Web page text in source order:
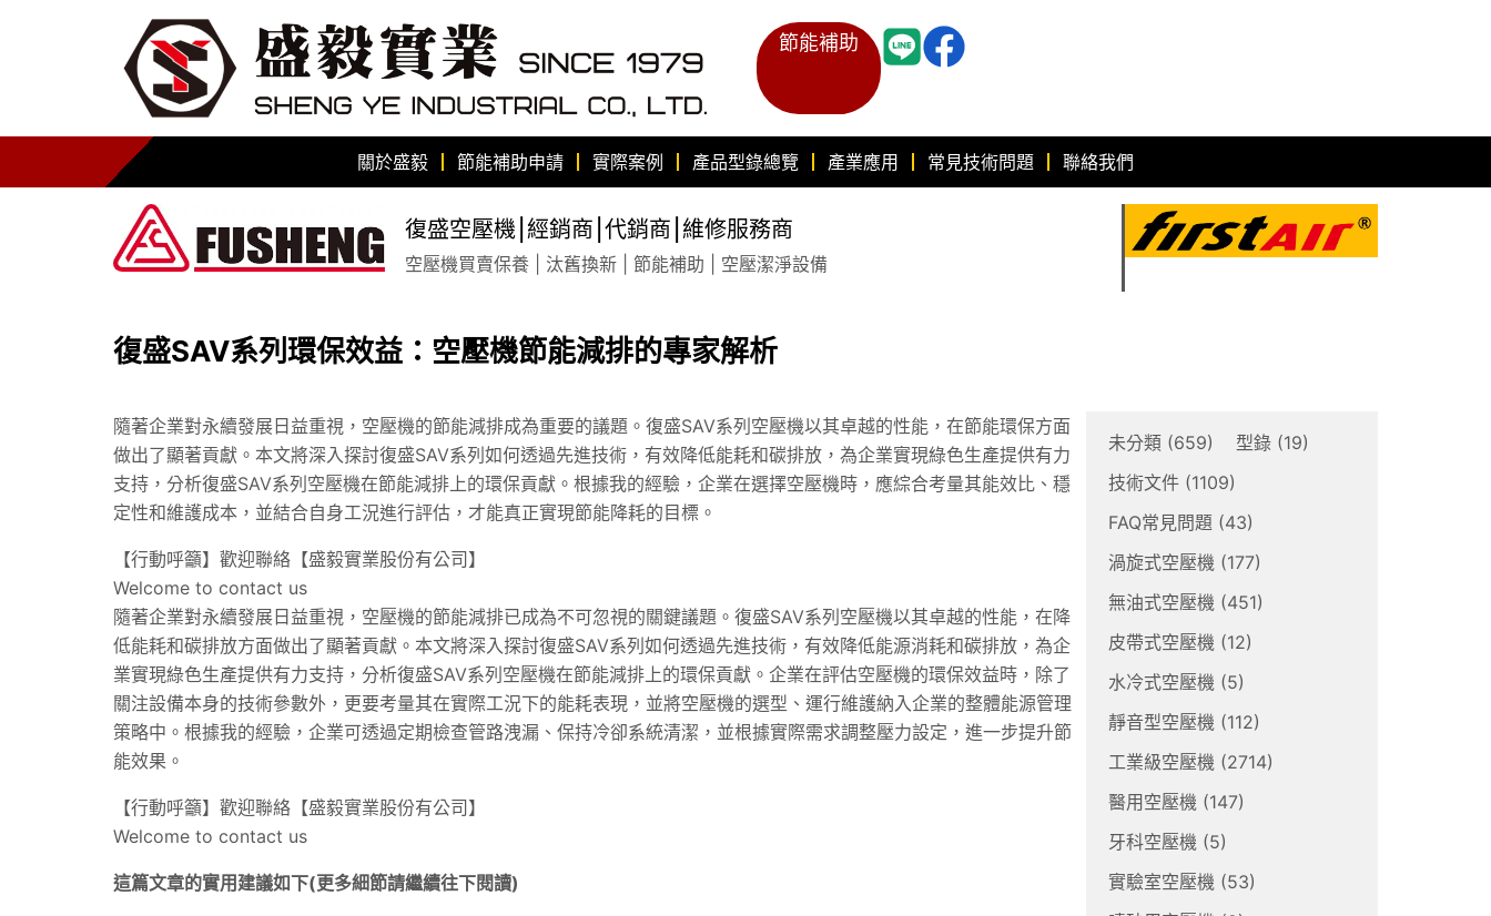
節能補助
關於盛毅 節能補助申請 實際案例 產品型錄總覽 產業應用 常見技術問題 聯絡我們
復盛空壓機⎮經銷商⎮代銷商⎮維修服務商
空壓機買賣保養 | 汰舊換新 | 節能補助 | 空壓潔淨設備
復盛SAV系列環保效益：空壓機節能減排的專家解析
隨著企業對永續發展日益重視，空壓機的節能減排成為重要的議題。復盛SAV系列空壓機以其卓越的性能，在節能環保方面
做出了顯著貢獻。本文將深入探討復盛SAV系列如何透過先進技術，有效降低能耗和碳排放，為企業實現綠色生產提供有力
支持，分析復盛SAV系列空壓機在節能減排上的環保貢獻。根據我的經驗，企業在選擇空壓機時，應綜合考量其能效比、穩
定性和維護成本，並結合自身工況進行評估，才能真正實現節能降耗的目標。
【行動呼籲】歡迎聯絡【盛毅實業股份有公司】
Welcome to contact us
隨著企業對永續發展日益重視，空壓機的節能減排已成為不可忽視的關鍵議題。復盛SAV系列空壓機以其卓越的性能，在降
低能耗和碳排放方面做出了顯著貢獻。本文將深入探討復盛SAV系列如何透過先進技術，有效降低能源消耗和碳排放，為企
業實現綠色生產提供有力支持，分析復盛SAV系列空壓機在節能減排上的環保貢獻。企業在評估空壓機的環保效益時，除了
關注設備本身的技術參數外，更要考量其在實際工況下的能耗表現，並將空壓機的選型、運行維護納入企業的整體能源管理
策略中。根據我的經驗，企業可透過定期檢查管路洩漏、保持冷卻系統清潔，並根據實際需求調整壓力設定，進一步提升節
能效果。
【行動呼籲】歡迎聯絡【盛毅實業股份有公司】
Welcome to contact us
這篇文章的實用建議如下(更多細節請繼續往下閱讀)
未分類 (659) 型錄 (19)
技術文件 (1109)
FAQ常見問題 (43)
渦旋式空壓機 (177)
無油式空壓機 (451)
皮帶式空壓機 (12)
水冷式空壓機 (5)
靜音型空壓機 (112)
工業級空壓機 (2714)
醫用空壓機 (147)
牙科空壓機 (5)
實驗室空壓機 (53)